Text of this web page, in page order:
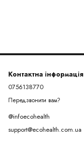
Контактна інформація
0756138770
Передзвонити вам?
@infoecohealth
support@ecohealth.com.ua